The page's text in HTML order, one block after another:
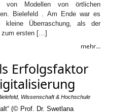
von Modellen von örtlichen
Bielefeld . Am Ende war es
kleine Überraschung, als der
zum ersten […]
mehr...
Erfolgsfaktor
, Wissenschaft & Hochschule